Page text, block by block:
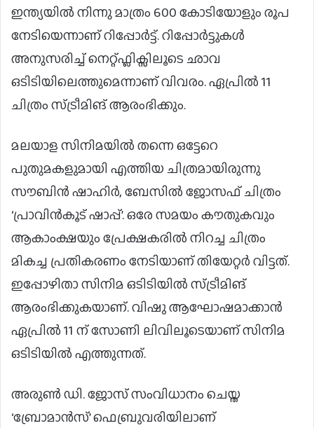
ഇന്ത്യയിൽ നിന്നു മാത്രം 600 കോടിയോളും രൂപ
നേടിയെന്നാണ് റിപ്പോർട്ട്. റിപ്പോർട്ടുകൾ
അനുസരിച്ച് നെറ്റ്ഫ്ലിക്സിലൂടെ ഛാവ
ഒടിടിയിലെത്തുമെന്നാണ് വിവരം. ഏപ്രിൽ 11
ചിത്രം സ്ട്രീമിങ് ആരംഭിക്കും.
മലയാള സിനിമയിൽ തന്നെ ഒട്ടേറെ
പുതുമകളുമായി എത്തിയ ചിത്രമായിരുന്നു
സൗബിൻ ഷാഹി‍‍ർ, ബേസിൽ ജോസഫ് ചിത്രം
‘പ്രാവിൻകൂട് ഷാപ്പ്’. ഒരേ സമയം കൗതുകവും
ആകാംക്ഷയും പ്രേക്ഷകരിൽ നിറച്ച ചിത്രം
മികച്ച പ്രതികരണം നേടിയാണ് തിയേറ്റർ വിട്ടത്‌.
ഇപ്പോഴിതാ സിനിമ ഒടിടിയിൽ സ്ട്രീമിങ്
ആരംഭിക്കുകയാണ്. വിഷു ആഘോഷമാക്കാൻ
ഏപ്രിൽ 11 ന് സോണി ലിവിലൂടെയാണ് സിനിമ
ഒടിടിയിൽ എത്തുന്നത്.
അരുൺ ഡി. ജോസ് സംവിധാനം ചെയ്ത
‘ബ്രോമാൻസ്’ ഫെബ്രുവരിയിലാണ്